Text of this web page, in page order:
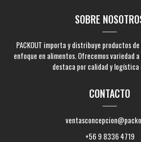
SOBRE
PACKOUT importa y distribuye productos
enfoque en alimentos. Ofrecemos variedad
destaca por calidad y
CONTACTO
+56 9 8336 4719